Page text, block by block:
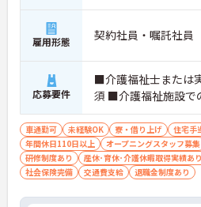
雇用形態 契約社員・嘱託社員
応募要件
■介護福祉士または
須 ■介護福祉施設で
車通勤可 未経験OK 寮・借り上げ 住宅手
年間休日110日以上
オープニングスタッフ募集
研修制度あり
産休･育休･介護休暇取得実績あり
社会保険完備
交通費支給 退職金制度あり